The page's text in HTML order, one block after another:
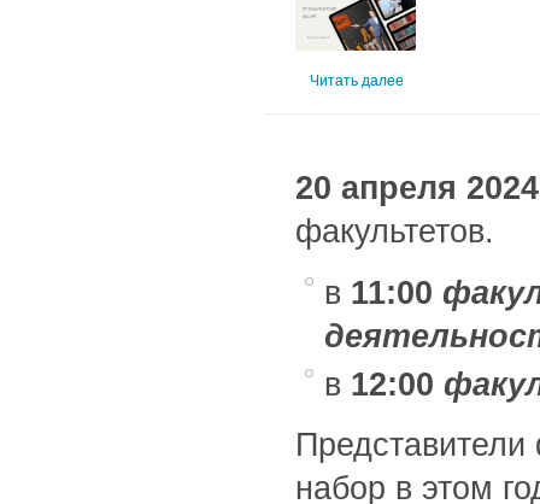
Читать далее
20 апреля
факультетов.
в 11:00
в 12:00
Представители
набор в этом